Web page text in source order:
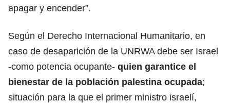
apagar y encender”.
Según el Derecho Internacional Humanitario, en
caso de desaparición de la UNRWA debe ser Israel
-como potencia ocupante- quien garantice el
bienestar de la población palestina ocupada;
situación para la que el primer ministro israelí,